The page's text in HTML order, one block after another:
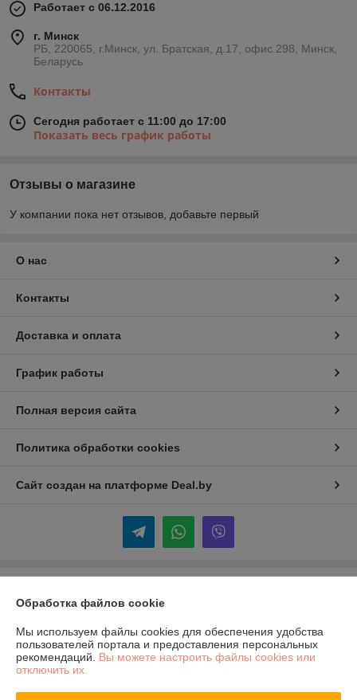
Работает с 06.12.2016
г. Минск
РБ, 220065, г.Минск, ул. Братская, д.17, офис 298, Минск,
Беларусь
Контакты
Сегодня работает с 11:00 до 17:00
Показать весь график работы
Отзывы о магазине
У компании пока нет отзывов, добавьте первый
О нас
Контакты
Доставка и оплата
График работы
Полная версия сайта
Политика обработки cookies
Сайт создан на платформе Deal.by
РБ, 220020, г.Минск, пр.Победителей, д.103, офис 1309
Регистрационный номер ЕГР: 193782694
Обработка файлов cookie
Мы используем файлы cookies для обеспечения удобства
пользователей портала и предоставления персональных
рекомендаций. Вы можете настроить файлы cookies или
отключить их.